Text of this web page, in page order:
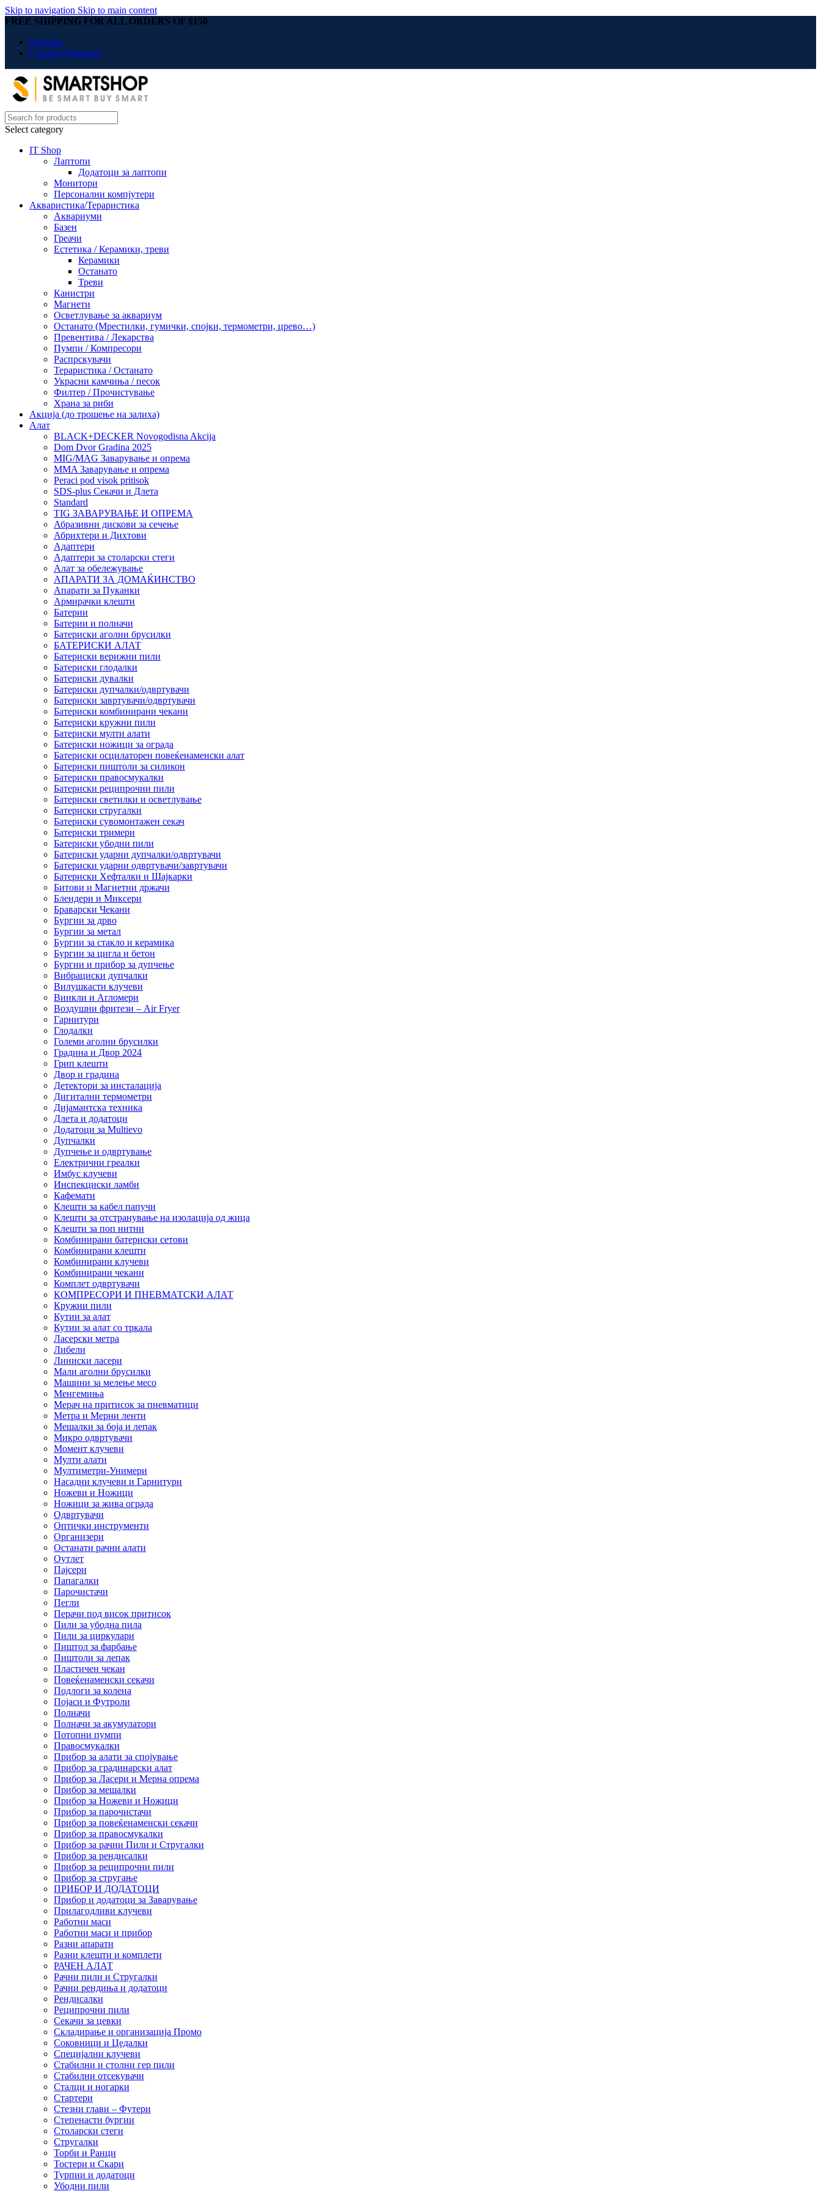
Skip to navigation Skip to main content
FREE SHIPPING FOR ALL ORDERS OF $150
Контакт
Станете Партнер
Select category
IT Shop
Лаптопи
Додатоци за лаптопи
Монитори
Персонални компјутери
Акваристика/Тераристика
Аквариуми
Базен
Греачи
Естетика / Керамики, треви
Керамики
Останато
Треви
Канистри
Магнети
Осветлување за аквариум
Останато (Мрестилки, гумички, спојки, термометри, црево…)
Превентива / Лекарства
Пумпи / Компресори
Распрскувачи
Тераристика / Останато
Украсни камчиња / песок
Филтер / Прочистување
Храна за риби
Акција (до трошење на залиха)
Алат
BLACK+DECKER Novogodisna Akcija
Dom Dvor Gradina 2025
MIG/MAG Заварување и опрема
MMA Заварување и опрема
Peraci pod visok pritisok
SDS-plus Секачи и Длета
Standard
TIG ЗАВАРУВАЊЕ И ОПРЕМА
Абразивни дискови за сечење
Абрихтери и Дихтови
Адаптери
Адаптери за столарски стеги
Алат за обележување
АПАРАТИ ЗА ДОМАЌИНСТВО
Апарати за Пуканки
Армирачки клешти
Батерии
Батерии и полначи
Батериски аголни брусилки
БАТЕРИСКИ АЛАТ
Батериски верижни пили
Батериски глодалки
Батериски дувалки
Батериски дупчалки/одвртувачи
Батериски завртувачи/одвртувачи
Батериски комбинирани чекани
Батериски кружни пили
Батериски мулти алати
Батериски ножици за ограда
Батериски осцилаторен повеќенаменски алат
Батериски пиштоли за силикон
Батериски правосмукалки
Батериски реципрочни пили
Батериски светилки и осветлување
Батериски стругалки
Батериски сувомонтажен секач
Батериски тримери
Батериски убодни пили
Батериски ударни дупчалки/одвртувачи
Батериски ударни одвртувачи/завртувачи
Батериски Хефталки и Шајкарки
Битови и Магнетни држачи
Блендери и Миксери
Браварски Чекани
Бургии за дрво
Бургии за метал
Бургии за стакло и керамика
Бургии за цигла и бетон
Бургии и прибор за дупчење
Вибрациски дупчалки
Вилушкасти клучеви
Винкли и Агломери
Воздушни фритези – Air Fryer
Гарнитури
Глодалки
Големи аголни брусилки
Градина и Двор 2024
Грип клешти
Двор и градина
Детектори за инсталација
Дигитални термометри
Дијамантска техника
Длета и додатоци
Додатоци за Multievo
Дупчалки
Дупчење и одвртување
Електрични греалки
Имбус клучеви
Инспекциски ламби
Кафемати
Клешти за кабел папучи
Клешти за отстранување на изолација од жица
Клешти за поп нитни
Комбинирани батериски сетови
Комбинирани клешти
Комбинирани клучеви
Комбинирани чекани
Комплет одвртувачи
КОМПРЕСОРИ И ПНЕВМАТСКИ АЛАТ
Кружни пили
Кутии за алат
Кутии за алат со тркала
Ласерски метра
Либели
Линиски ласери
Мали аголни брусилки
Машини за мелење месо
Менгемиња
Мерач на притисок за пневматици
Метра и Мерни ленти
Мешалки за боја и лепак
Микро одвртувачи
Момент клучеви
Мулти алати
Мултиметри-Унимери
Насадни клучеви и Гарнитури
Ножеви и Ножици
Ножици за жива ограда
Одвртувачи
Оптички инструменти
Организери
Останати рачни алати
Оутлет
Пајсери
Папагалки
Парочистачи
Пегли
Перачи под висок притисок
Пили за убодна пила
Пили за циркулари
Пиштол за фарбање
Пиштоли за лепак
Пластичен чекан
Повеќенаменски секачи
Подлоги за колена
Појаси и Футроли
Полначи
Полначи за акумулатори
Потопни пумпи
Правосмукалки
Прибор за алати за спојување
Прибор за градинарски алат
Прибор за Ласери и Мерна опрема
Прибор за мешалки
Прибор за Ножеви и Ножици
Прибор за парочистачи
Прибор за повеќенаменски секачи
Прибор за правосмукалки
Прибор за рачни Пили и Стругалки
Прибор за рендисалки
Прибор за реципрочни пили
Прибор за стругање
ПРИБОР И ДОДАТОЦИ
Прибор и додатоци за Заварување
Прилагодливи клучеви
Работни маси
Работни маси и прибор
Разни апарати
Разни клешти и комплети
РАЧЕН АЛАТ
Рачни пили и Стругалки
Рачни рендиња и додатоци
Рендисалки
Реципрочни пили
Секачи за цевки
Складирање и организација Промо
Соковници и Цедалки
Специјални клучеви
Стабилни и столни гер пили
Стабилни отсекувачи
Сталци и ногарки
Стартери
Стезни глави – Футери
Степенасти бургии
Столарски стеги
Стругалки
Торби и Ранци
Тостери и Скари
Турпии и додатоци
Убодни пили